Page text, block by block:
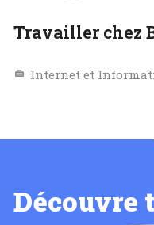
Travailler chez
Internet et
Découvre